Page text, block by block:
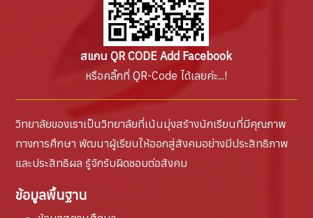
สแกน QR CODE Add Facebook
หรือคลิ๊กที่ QR-Code ได้เลยค่ะ...!
วิทยาลัยของเราเป็นวิทยาลัยที่เน้นมุ่งสร้างนักเรียนที่มีคุณภาพ
ทางการศึกษา พัฒนาผู้เรียนให้ออกสู่สังคมอย่างมีประสิทธิภาพ
และประสิทธิผล รู้จักรับผิดชอบต่อสังคม
ข้อมูลพื้นฐาน